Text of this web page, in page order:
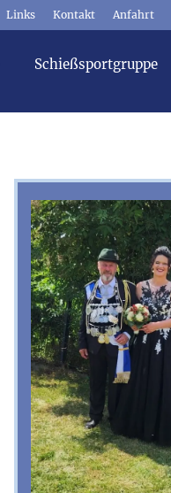
Links Kontakt Anfahrt
Schießsportgruppe